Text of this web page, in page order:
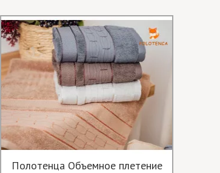
Полотенца Объемное плетение